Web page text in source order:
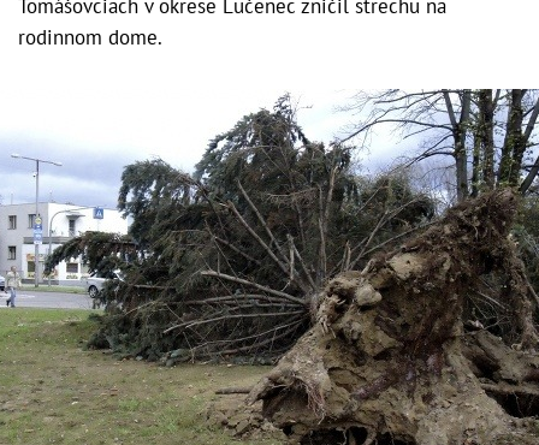
Tomášovciach v okrese Lučenec zničil strechu na
rodinnom dome.